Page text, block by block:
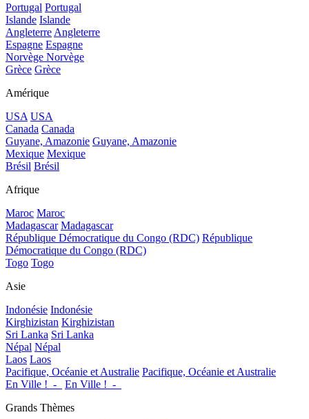
Portugal Portugal
Islande Islande
Angleterre Angleterre
Espagne Espagne
Norvège Norvège
Grèce Grèce
Amérique
USA USA
Canada Canada
Guyane, Amazonie Guyane, Amazonie
Mexique Mexique
Brésil Brésil
Afrique
Maroc Maroc
Madagascar Madagascar
République Démocratique du Congo (RDC) République
Démocratique du Congo (RDC)
Togo Togo
Asie
Indonésie Indonésie
Kirghizistan Kirghizistan
Sri Lanka Sri Lanka
Népal Népal
Laos Laos
Pacifique, Océanie et Australie Pacifique, Océanie et Australie
En Ville !_-_
En Ville !_-_
Grands Thèmes